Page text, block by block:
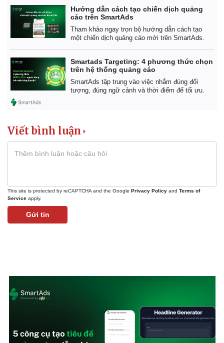
Doanh nghiệp
Thông tin doanh nghiệp
Doanh nghiệp 24h
Doanh nhân
Công nghệ
Hướng dẫn cách tạo chiến dịch quảng
cáo trên SmartAds
Tham khảo ngay trọn bộ hướng dẫn cách tạo
một chiến dịch quảng cáo mới trên SmartAds.
Smartads Targeting: 4 phương thức chọn
trên hệ thống quảng cáo
SmartAds tập trung vào việc nhắm đúng đối
tượng, đúng ngữ cảnh và thời điểm để tối ưu.
Viết bình luận
This site is protected by reCAPTCHA and the Google Privacy Policy and Terms of
Service apply.
Gửi tin